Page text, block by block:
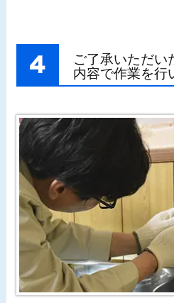
ご了承いただい
内容で作業を行